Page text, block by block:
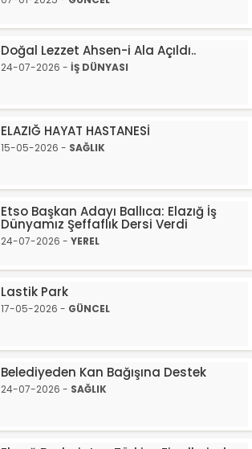
Doğal Lezzet Ahsen-i Ala Açıldı..
24-07-2026 - İŞ DÜNYASI
ELAZIĞ HAYAT HASTANESİ
15-05-2026 - SAĞLIK
Etso Başkan Adayı Ballıca: Elazığ İş
Dünyamız Şeffaflık Dersi Verdi
24-07-2026 - YEREL
Lastik Park
17-05-2026 - GÜNCEL
Belediyeden Kan Bağışına Destek
24-07-2026 - SAĞLIK